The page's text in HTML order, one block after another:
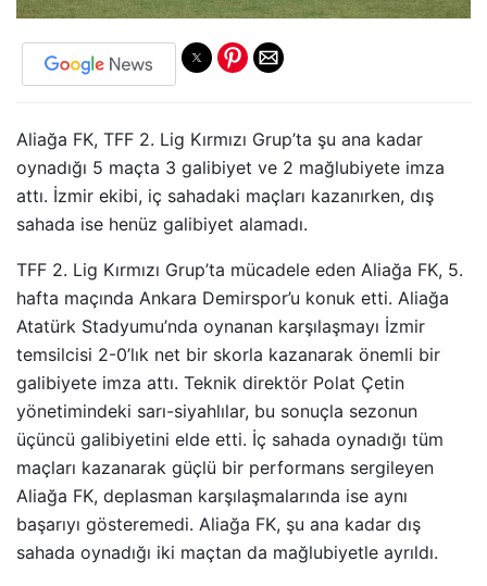
Aliağa FK, TFF 2. Lig Kırmızı Grup’ta şu ana kadar
oynadığı 5 maçta 3 galibiyet ve 2 mağlubiyete imza
attı. İzmir ekibi, iç sahadaki maçları kazanırken, dış
sahada ise henüz galibiyet alamadı.
TFF 2. Lig Kırmızı Grup’ta mücadele eden Aliağa FK, 5.
hafta maçında Ankara Demirspor’u konuk etti. Aliağa
Atatürk Stadyumu’nda oynanan karşılaşmayı İzmir
temsilcisi 2-0’lık net bir skorla kazanarak önemli bir
galibiyete imza attı. Teknik direktör Polat Çetin
yönetimindeki sarı-siyahlılar, bu sonuçla sezonun
üçüncü galibiyetini elde etti. İç sahada oynadığı tüm
maçları kazanarak güçlü bir performans sergileyen
Aliağa FK, deplasman karşılaşmalarında ise aynı
başarıyı gösteremedi. Aliağa FK, şu ana kadar dış
sahada oynadığı iki maçtan da mağlubiyetle ayrıldı.